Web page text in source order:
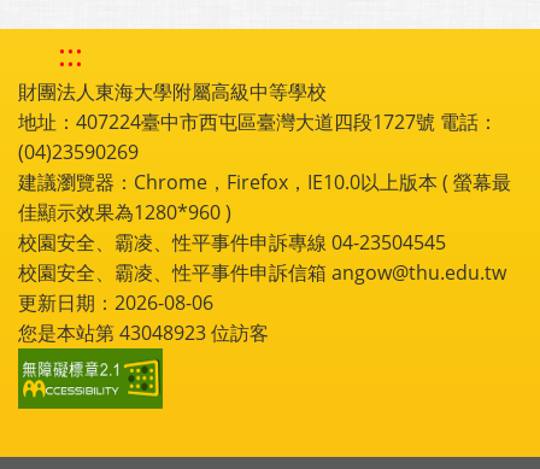
:::
財團法人東海大學附屬高級中等學校
地址：407224臺中市西屯區臺灣大道四段1727號 電話：
(04)23590269
建議瀏覽器：Chrome，Firefox，IE10.0以上版本 ( 螢幕最
佳顯示效果為1280*960 )
校園安全、霸凌、性平事件申訴專線 04-23504545
校園安全、霸凌、性平事件申訴信箱 angow@thu.edu.tw
更新日期：2026-08-06
您是本站第43048923位訪客